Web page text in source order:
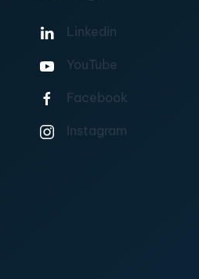
Linkedin
YouTube
Facebook
Instagram